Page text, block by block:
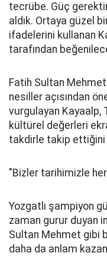
tecrübe. Güç
aldık. Ortaya güzel
ifadelerini kullanan
tarafından
Fatih Sultan
nesiller açısından
vurgulayan Kayaalp,
kültürel değerleri
takdirle takip
"Bizler tarihimizle
Yozgatlı şampiyon
zaman gurur duyan
Sultan Mehmet gibi
daha da anlam